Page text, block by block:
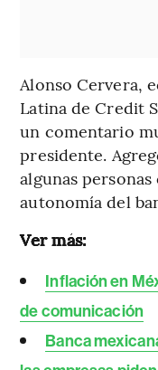
Alonso Cervera,
Latina de Credit
un comentario
presidente.
algunas
autonomía del
Ver más:
Inflación en
de comunicación
Banca